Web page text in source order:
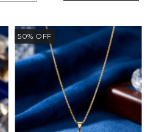
50% OFF